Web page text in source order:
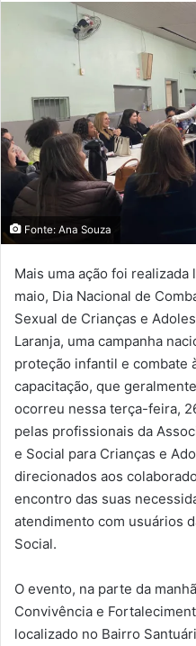
Fonte: Ana Souza
Mais uma ação foi realizada
maio, Dia Nacional de
Sexual de Crianças e
Laranja, uma campanha
proteção infantil e combate
capacitação, que
ocorreu nessa terça-feira,
pelas profissionais da
e Social para Crianças e
direcionados aos
encontro das suas
atendimento com usuários
Social.
O evento, na parte da
Convivência e
localizado no Bairro